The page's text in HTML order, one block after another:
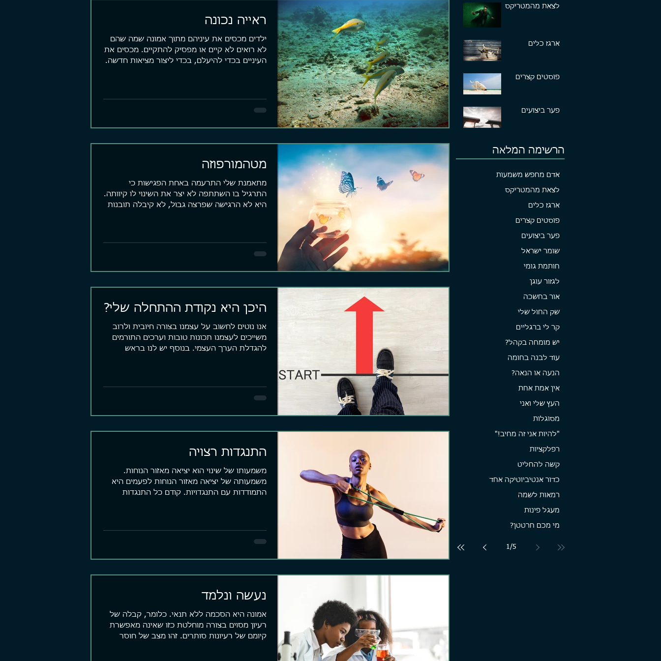
ראייה נכונה
ילדים מכסים את עיניהם מתוך אמונה שמה שהם
לא רואים לא קיים או מפסיק להתקיים. מכסים את
העיניים בכדי להיעלם, בכדי ליצור מציאות חדשה.
מטהמורפוזה
מתאמנת שלי התרעמה באחת הפגישות כי
התרגיל בו השתתפה לא יצר את השינוי לו קיוותה.
היא לא הרגישה שפרצה גבול, לא קיבלה תובנות
היכן היא נקודת ההתחלה שלי?
אנו נוטים לחשוב על עצמנו בצורה חיובית ולרוב
משייכים לעצמנו תכונות טובות וערכים התורמים
להגדלת הערך העצמי. בנוסף יש לנו בראש
התנגדות רצויה
משמעותו של שינוי הוא יציאה מאזור הנוחות.
משמעותה של יציאה מאזור הנוחות לפעמים היא
התמודדות עם התנגדויות. קודם כל התנגדות
נעשה ונלמד
אמונה היא הסכמה ללא תנאי. כלומר, קבלה של
רעיון מסוים בצורה מוחלטת כזו שאינה מאפשרת
קיומם של רעיונות סותרים. זהו מצב של חוסר
לצאת מהמטריקס
ארגז כלים
פוסטים קצרים
פער ביצועים
הרשימה המלאה
אדם מחפש משמעות
לצאת מהמטריקס
ארגז כלים
פוסטים קצרים
פער ביצועים
שומר ישראל
חותמת גומי
לגזור עוגן
אור בחשכה
שק החול שלי
קר לי ברגליים
יש מומחה בקהל?
עוד לבנה בחומה
הנעה או הנאה?
אין אמת אחת
העץ שלי ואני
מסוגלות
"להיות אני זה מחיב!"
רפלקציות
קשה להחליט
כדור אנטיביוטיקה אחד
רמאות לשמה
מעגל פינות
מי מכם חרטטן?
1/5